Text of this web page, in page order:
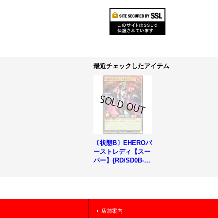
最近チェックしたアイテム
〔状態B〕EHEROバ
ーストレディ【スー
パー】{RD/SD0B-JP
店舗案内